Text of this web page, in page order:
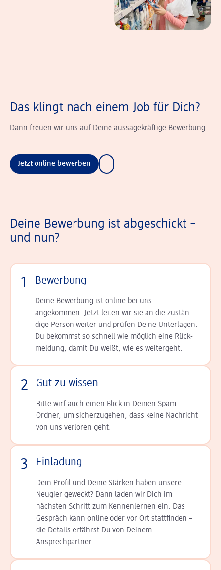
Das klingt nach einem Job für Dich?
Dann freuen wir uns auf Deine aussagekräftige Bewerbung.
Jetzt online bewerben
Deine Bewerbung ist abgeschickt –
und nun?
1 Bewerbung
Deine Bewerbung ist online bei uns
angekommen. Jetzt leiten wir sie an die zu­stän­
dige Person weiter und prüfen Deine Unterlagen.
Du bekommst so schnell wie möglich eine Rück­
meldung, damit Du weißt, wie es weitergeht.
2 Gut zu wissen
Bitte wirf auch einen Blick in Deinen Spam-
Ordner, um sicherzugehen, dass keine Nachricht
von uns verloren geht.
3 Einladung
Dein Profil und Deine Stär­ken haben unsere
Neugier geweckt? Dann laden wir Dich im
nächsten Schritt zum Kennen­lernen ein. Das
Gespräch kann online oder vor Ort statt­finden –
die Details er­fährst Du von Deinem
Ansprechpartner.